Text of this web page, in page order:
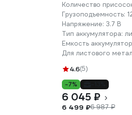
Количество
Грузоподъемность:
Напряжение: 3.7 В
Тип аккумулятора:
Емкость
Для листового
4.6(5)
-7%
6 045 ₽
6 499 ₽6 987 ₽